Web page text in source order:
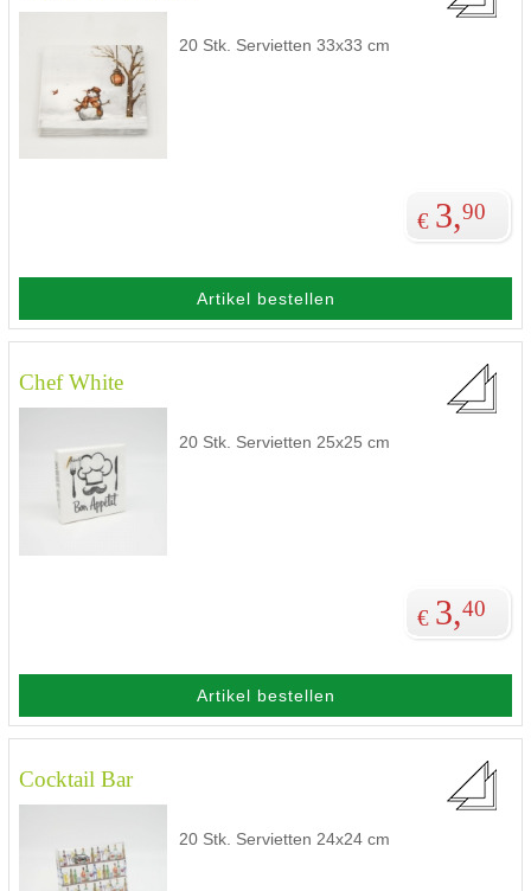
20 Stk. Servietten 33x33 cm
€ 3,90
Artikel bestellen
Chef White
20 Stk. Servietten 25x25 cm
€ 3,40
Artikel bestellen
Cocktail Bar
20 Stk. Servietten 24x24 cm